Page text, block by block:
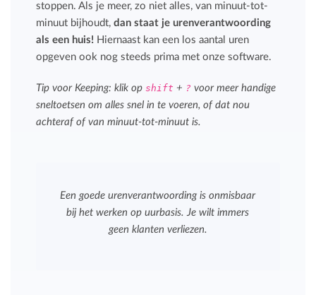
stoppen. Als je meer, zo niet alles, van minuut-tot-
minuut bijhoudt,dan staat je urenverantwoording
als een huis! Hiernaast kan een los aantal uren
opgeven ook nog steeds prima met onze software.
Tip voor Keeping: klik opshift + ? voor meer handige
sneltoetsen om alles snel in te voeren, of dat nou
achteraf of van minuut-tot-minuut is.
Een goede urenverantwoording is onmisbaar
bij het werken op uurbasis. Je wilt immers
geen klanten verliezen.